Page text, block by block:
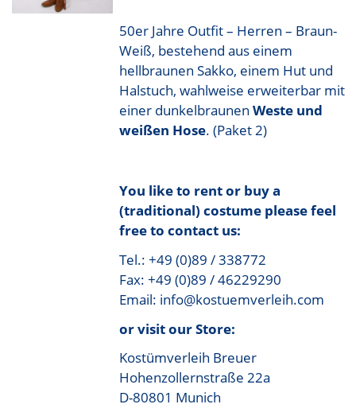
50er Jahre Outfit – Herren – Braun-
Weiß, bestehend aus einem
hellbraunen Sakko, einem Hut und
Halstuch, wahlweise erweiterbar mit
einer dunkelbraunenWeste und
weißen Hose. (Paket 2)
You like to rent or buy a
(traditional) costume please feel
free to contact us:
Tel.: +49 (0)89 / 338772
Fax: +49 (0)89 / 46229290
Email: info@kostuemverleih.com
or visit our Store:
Kostümverleih Breuer
Hohenzollernstraße 22a
D-80801 Munich